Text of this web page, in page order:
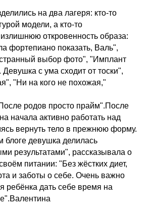
на два лагеря: кто-то
модели, а кто-то
откровенность образа:
фортепиано показать, Валь",
выбор фото", "Имплант
Девушка с ума сходит от тоски",
"Ни на кого не похожая,"
родов просто прайм".После
начала активно работать над
вернуть тело в прежнюю форму.
блоге девушка делилась
результатами", рассказывала о
питании: "Без жёстких диет,
и заботы о себе. Очень важно
ребёнка дать себе время на